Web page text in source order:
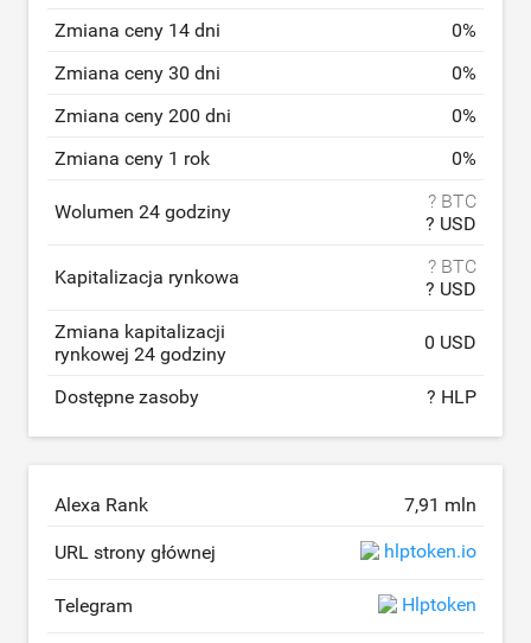
Zmiana ceny 14 dni
0%
Zmiana ceny 30 dni
0%
Zmiana ceny 200 dni
0%
Zmiana ceny 1 rok
0%
Wolumen 24 godziny
? BTC
? USD
Kapitalizacja rynkowa
? BTC
? USD
Zmiana kapitalizacji
rynkowej 24 godziny
0 USD
Dostępne zasoby ? HLP
Alexa Rank 7,91 mln
URL strony głównej hlptoken.io
Telegram Hlptoken